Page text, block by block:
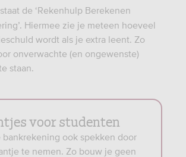
staat de ‘Rekenhulp Berekenen
Hiermee zie je meteen hoeveel
wordt als je extra leent. Zo
onverwachte (en ongewenste)
staan.
voor studenten
bankrekening ook spekken door
te nemen. Zo bouw je geen